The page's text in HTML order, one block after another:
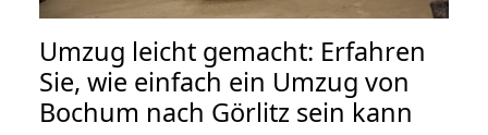
Umzug leicht gemacht: Erfahren
Sie, wie einfach ein Umzug von
Bochum nach Görlitz sein kann